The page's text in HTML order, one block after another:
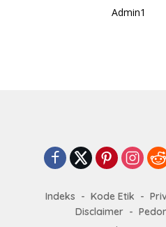
Admin1
Indeks Kode Etik
Disclaimer